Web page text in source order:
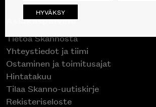
Asiakaspalvelu
Tietoa Skannosta
Yhteystiedot ja tiimi
Ostaminen ja toimitusajat
Hintatakuu
Tilaa Skanno-uutiskirje
Rekisteriseloste
HYVÄKSY